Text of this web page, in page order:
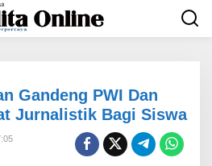
Gandeng PWI Dan
Jurnalistik Bagi Siswa